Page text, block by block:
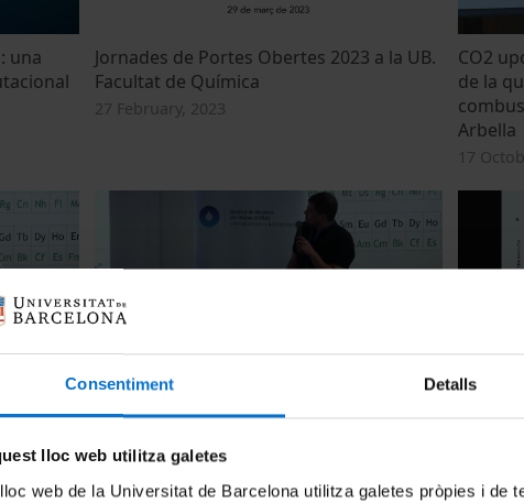
Consentiment Detalls
lloc web utilitza galetes
web de la Universitat de Barcelona utilitza galetes pròpies i de
una
Jornades de Portes Obertes 2023 a la UB.
Facultat de Química
27 February, 2023
CO2
de la
Arbella
17
Producció de bioplàstics mitjançant
corrents riques en àcids grassos volàtils.
15 June, 2022
Iron
15 June,